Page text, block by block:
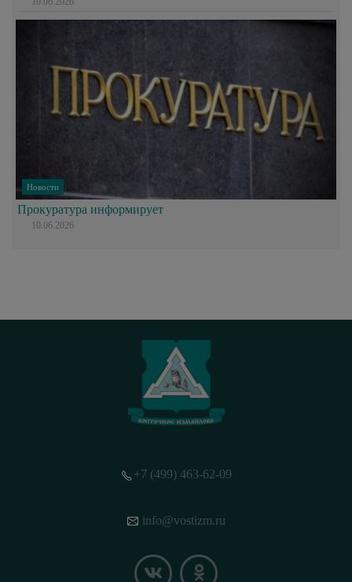
Новости
Прокуратура информирует
10.06.2026
+7 (499) 463-62-09
info@vostizm.ru